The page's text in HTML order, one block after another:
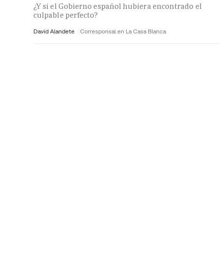
¿Y si el Gobierno español hubiera encontrado el
culpable perfecto?
David Alandete Corresponsal en La Casa Blanca